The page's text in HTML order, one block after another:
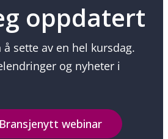
oppdatert
sette av en hel kursdag.
og nyheter i
webinar